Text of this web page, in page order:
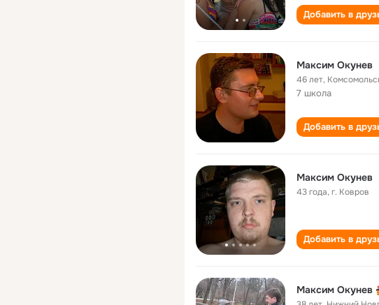
Добавить в
Максим Окунев
46 лет,
7 школа
Добавить в
Максим Окунев
43 года,г. Ковров
Добавить в
Максим Окунев